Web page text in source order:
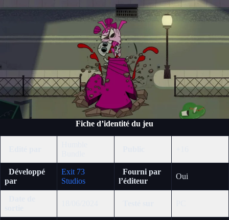
Fiche d’identité du jeu
Développé
par
Exit 73
Studios
Fourni par
l’éditeur
Oui